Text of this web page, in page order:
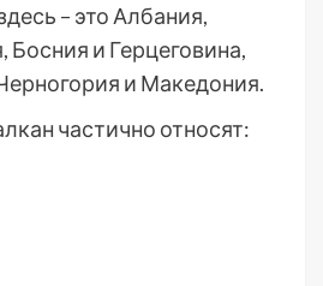
– это Албания,
Босния и Герцеговина,
и Македония.
частично относят: